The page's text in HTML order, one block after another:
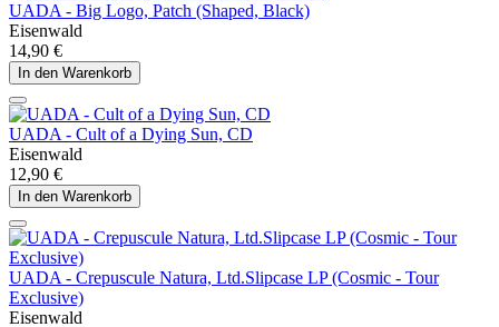
UADA - Big Logo, Patch (Shaped, Black)
Eisenwald
14,90 €
In den Warenkorb
UADA - Cult of a Dying Sun, CD
Eisenwald
12,90 €
In den Warenkorb
UADA - Crepuscule Natura, Ltd.Slipcase LP (Cosmic - Tour
Exclusive)
Eisenwald